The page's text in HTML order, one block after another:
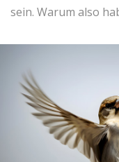
sein. Warum also